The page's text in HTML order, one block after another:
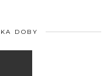
DOBY